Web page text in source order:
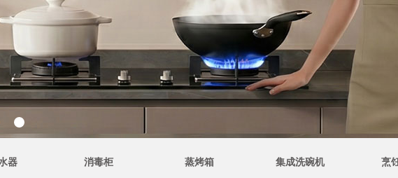
器 消毒柜 蒸烤箱 集成洗碗机 烹